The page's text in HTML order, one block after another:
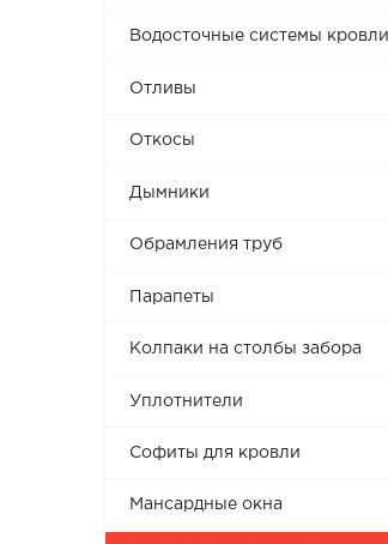
Водосточные системы кровли
Отливы
Откосы
Дымники
Обрамления труб
Парапеты
Колпаки на столбы забора
Уплотнители
Софиты для кровли
Мансардные окна